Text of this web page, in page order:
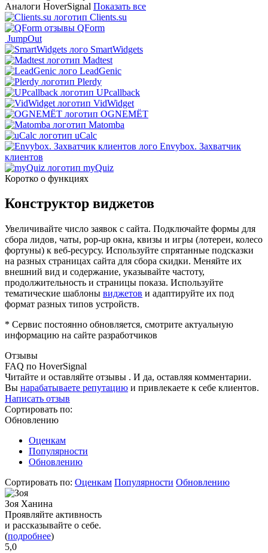
Аналоги HoverSignal Показать все
Clients.su
QForm
JumpOut
SmartWidgets
Madtest
LeadGenic
Plerdy
UPcallback
VidWidget
OGNEMЁТ
Matomba
uCalc
Envybox. Захватчик
клиентов
myQuiz
Коротко о функциях
Конструктор виджетов
Увеличивайте число заявок с сайта. Подключайте формы для
сбора лидов, чаты, pop-up окна, квизы и игры (лотереи, колесо
фортуны) к веб-ресурсу. Используйте спрятанные подсказки
на разных страницах сайта для сбора скидки. Меняйте их
внешний вид и содержание, указывайте частоту,
продолжительность и страницы показа. Используйте
тематические шаблоны виджетов и адаптируйте их под
формат разных типов устройств.
* Сервис постоянно обновляется, смотрите актуальную
информацию на сайте разработчиков
Отзывы
FAQ по HoverSignal
Читайте и оставляйте отзывы . И да, оставляя комментарии.
Вы нарабатываете репутацию и привлекаете к себе клиентов.
Написать отзыв
Сортировать по:
Обновлению
Оценкам
Популярности
Обновлению
Сортировать по: Оценкам Популярности Обновлению
Зоя Ханина
Проявляйте активность
и рассказывайте о себе.
(подробнее)
5,0